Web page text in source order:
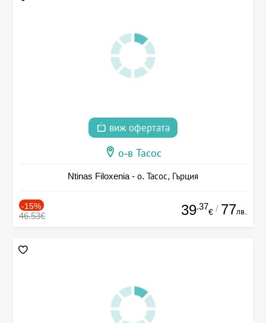
виж офертата
о-в Тасос
Ntinas Filoxenia - о. Тасос, Гърция
-15%
46.53€ 39.37
€ / 77лв.